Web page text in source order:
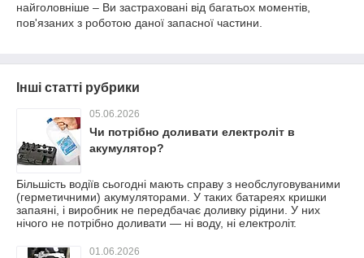
найголовніше – Ви застраховані від багатьох моментів,
пов'язаних з роботою даної запасної частини.
Інші статті рубрики
05.06.2026
Чи потрібно доливати електроліт в
акумулятор?
Більшість водіїв сьогодні мають справу з необслуговуваними
(герметичними) акумуляторами. У таких батареях кришки
запаяні, і виробник не передбачає доливку рідини. У них
нічого не потрібно доливати — ні воду, ні електроліт.
01.06.2026